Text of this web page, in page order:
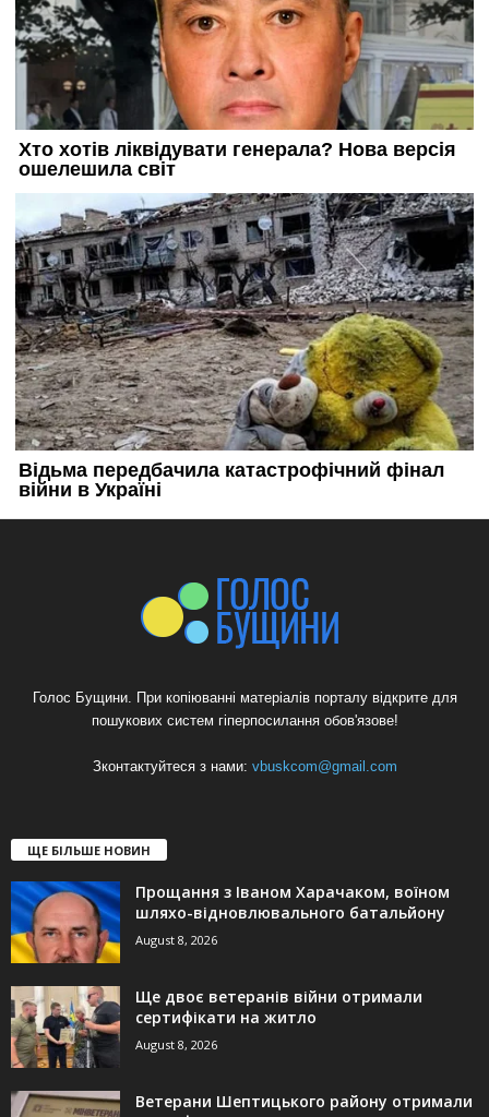
Голос Бущини. При копіюванні матеріалів порталу відкрите для
пошукових систем гіперпосилання обов'язове!
Зконтактуйтеся з нами: vbuskcom@gmail.com
ЩЕ БІЛЬШЕ НОВИН
Прощання з Іваном Харачаком, воїном
шляхо-відновлювального батальйону
August 8, 2026
Ще двоє ветеранів війни отримали
сертифікати на житло
August 8, 2026
Ветерани Шептицького району отримали